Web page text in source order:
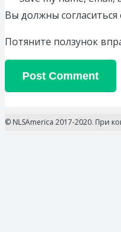
Вы должны
Потяните ползунок
Post Comment
© NLSAmerica 2017-2020. При